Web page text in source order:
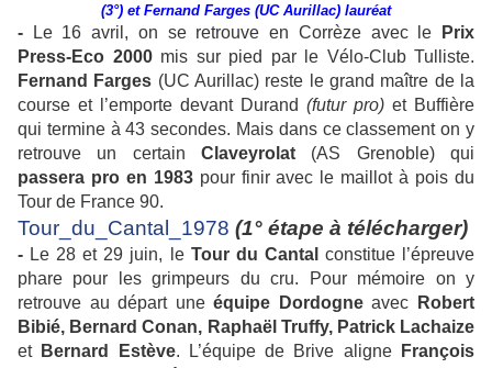
(3°) et Fernand Farges (UC Aurillac) lauréat
- Le 16 avril, on se retrouve en Corrèze avec le
Prix
Press-Eco 2000mis sur pied par le Vélo-Club Tulliste.
Fernand Farges (UC Aurillac) reste le grand maître de la
course et l’emporte devant Durand (futur pro) et Buffière
qui termine à 43 secondes. Mais dans ce classement on y
retrouve un certain Claveyrolat (AS Grenoble) qui
passera pro en 1983pour finir avec le maillot à pois du
Tour de France 90.
Tour_du_Cantal_1978 (1° étape à télécharger)
- Le 28 et 29 juin, le Tour du Cantal constitue l’épreuve
phare pour les grimpeurs du cru. Pour mémoire on y
retrouve au départ uneéquipe Dordogneavec
Robert
Bibié, Bernard Conan, Raphaël Truffy, Patrick Lachaize
etBernard Estève. L’équipe de Brive aligne
François